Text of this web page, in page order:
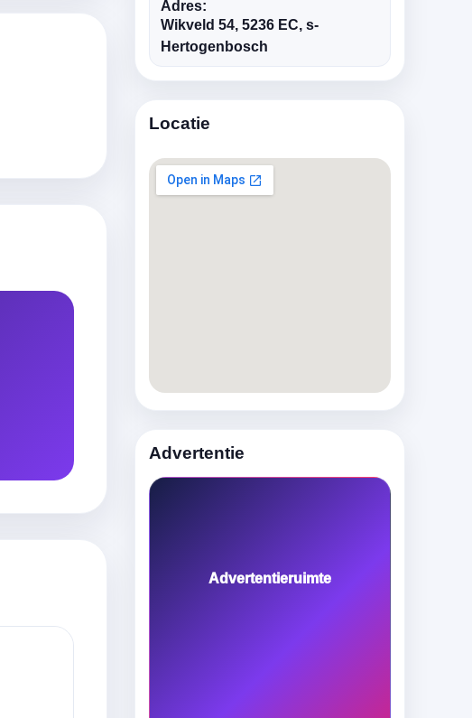
Adres:
Wikveld 54, 5236 EC, s-
Hertogenbosch
Locatie
Advertentie
Advertentieruimte